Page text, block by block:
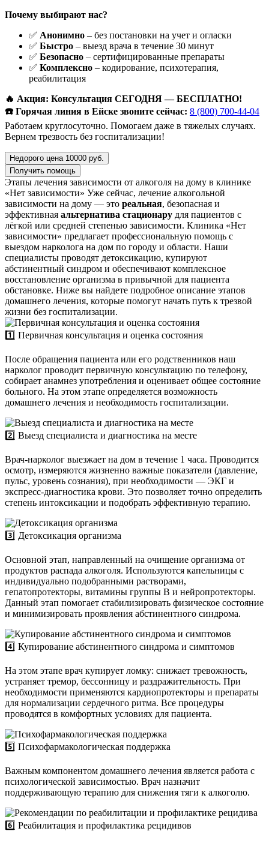
Почему выбирают нас?
✅ Анонимно – без постановки на учет и огласки
✅ Быстро – выезд врача в течение 30 минут
✅ Безопасно – сертифицированные препараты
✅ Комплексно – кодирование, психотерапия,
реабилитация
🔥 Акция: Консультация СЕГОДНЯ — БЕСПЛАТНО!
☎️ Горячая линия в Ейске звоните сейчас: 8 (800) 700-44-04
Работаем круглосуточно. Помогаем даже в тяжелых случаях.
Вернем трезвость без госпитализации!
Недорого цена 10000 руб.
Получить помощь
Этапы лечения зависимости от алкоголя на дому в клинике
«Нет зависимости» Уже сейчас, лечение алкогольной
зависимости на дому — это реальная, безопасная и
эффективная альтернатива стационару для пациентов с
лёгкой или средней степенью зависимости. Клиника «Нет
зависимости» предлагает профессиональную помощь с
выездом нарколога на дом по городу и области. Наши
специалисты проводят детоксикацию, купируют
абстинентный синдром и обеспечивают комплексное
восстановление организма в привычной для пациента
обстановке. Ниже вы найдете подробное описание этапов
домашнего лечения, которые помогут начать путь к трезвой
жизни без госпитализации.
1️⃣ Первичная консультация и оценка состояния
После обращения пациента или его родственников наш
нарколог проводит первичную консультацию по телефону,
собирает анамнез употребления и оценивает общее состояние
больного. На этом этапе определяется возможность
домашнего лечения и необходимость госпитализации.
2️⃣ Выезд специалиста и диагностика на месте
Врач-нарколог выезжает на дом в течение 1 часа. Проводится
осмотр, измеряются жизненно важные показатели (давление,
пульс, уровень сознания), при необходимости — ЭКГ и
экспресс-диагностика крови. Это позволяет точно определить
степень интоксикации и подобрать эффективную терапию.
3️⃣ Детоксикация организма
Основной этап, направленный на очищение организма от
продуктов распада алкоголя. Используются капельницы с
индивидуально подобранными растворами,
гепатопротекторы, витамины группы B и нейропротекторы.
Данный этап помогает стабилизировать физическое состояние
и минимизировать проявления абстинентного синдрома.
4️⃣ Купирование абстинентного синдрома и симптомов
На этом этапе врач купирует ломку: снижает тревожность,
устраняет тремор, бессонницу и раздражительность. При
необходимости применяются кардиопротекторы и препараты
для нормализации сердечного ритма. Все процедуры
проводятся в комфортных условиях для пациента.
5️⃣ Психофармакологическая поддержка
Важным компонентом домашнего лечения является работа с
психологической зависимостью. Врач назначит
поддерживающую терапию для снижения тяги к алкоголю.
6️⃣ Реабилитация и профилактика рецидивов